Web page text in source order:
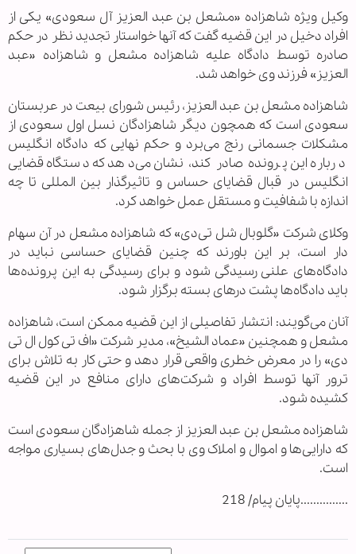
وکیل ویژه شاهزاده «مشعل بن عبد العزیز آل سعودی» یکی از
افراد دخیل در این قضیه گفت که آنها خواستار تجدید نظر در حکم
صادره توسط دادگاه علیه شاهزاده مشعل و شاهزاده «عبد
العزیز» فرزند وی خواهد شد.
شاهزاده مشعل بن عبد العزیز، رئیس شورای بیعت در عربستان
سعودی است که همچون دیگر شاهزادگان نسل اول سعودی از
مشکلات جسمانی رنج می‌برد و حکم نهایی که دادگاه انگلیس
درباره این پرونده صادر کند، نشان می‌دهد که دستگاه قضایی
انگلیس در قبال قضایای حساس و تاثیرگذار بین‌ المللی تا چه
اندازه با شفافیت و مستقل عمل خواهد کرد.
وکلای شرکت «گلوبال شل تی‌دی» که شاهزاده مشعل در آن سهام
دار است، بر این باورند که چنین قضایای حساسی نباید در
دادگاه‌های علنی رسیدگی شود و برای رسیدگی به این پرونده‌ها
باید دادگاه‌ها پشت در‌های بسته برگزار شود.
آنان می‌گویند: انتشار تفاصیلی از این قضیه ممکن است، شاهزاده
مشعل و همچنین «عماد الشیخ»، مدیر شرکت «اف تی کول ال تی
دی» را در معرض خطری واقعی قرار دهد و حتی کار به تلاش برای
ترور آنها توسط افراد و شرکت‌های دارای منافع در این قضیه
کشیده شود.
شاهزاده مشعل بن عبد العزیز از جمله شاهزادگان سعودی است
که دارایی‌ها و اموال و املاک وی با بحث و جدل‌های بسیاری مواجه
است.
...............پایان پیام/ 218